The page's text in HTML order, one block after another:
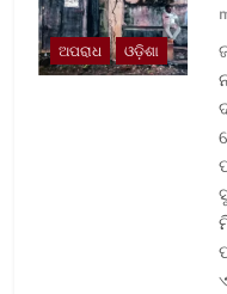
ଅପରାଧ ଓଡ଼ିଶା